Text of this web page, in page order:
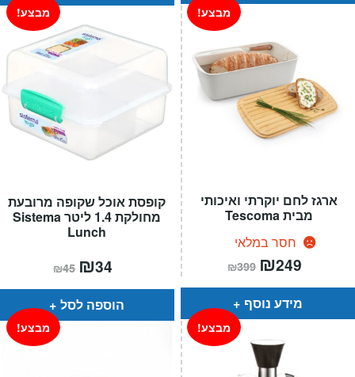
קופסת אוכל שקופה מרובעת
מחולקת 1.4 ליטר Sistema
Lunch
מבצע!
₪45 המחיר
המקורי
היה:
₪45.
₪34
הוא:
הוספה לסל
ארגז לחם יוקרתי ואיכותי
מבית Tescoma
חסר במלאי
מבצע!
₪399 המחיר
המקורי
היה:
₪399.
₪249
הוא:
מידע נוסף
מבצע! מבצע!